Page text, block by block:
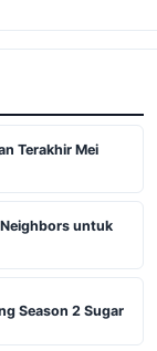
Terakhir Mei
untuk
Season 2 Sugar